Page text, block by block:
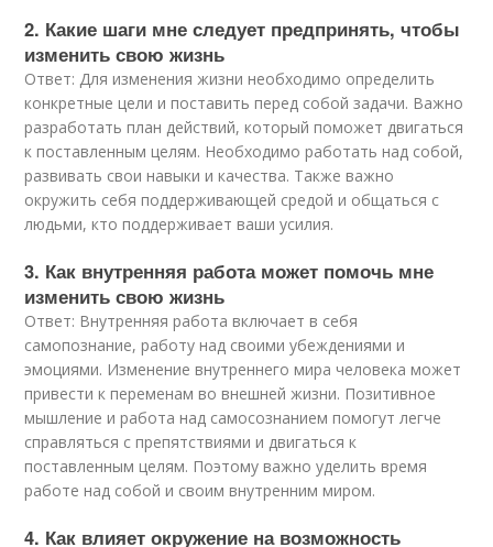
2. Какие шаги мне следует предпринять, чтобы
изменить свою жизнь
Ответ: Для изменения жизни необходимо определить
конкретные цели и поставить перед собой задачи. Важно
разработать план действий, который поможет двигаться
к поставленным целям. Необходимо работать над собой,
развивать свои навыки и качества. Также важно
окружить себя поддерживающей средой и общаться с
людьми, кто поддерживает ваши усилия.
3. Как внутренняя работа может помочь мне
изменить свою жизнь
Ответ: Внутренняя работа включает в себя
самопознание, работу над своими убеждениями и
эмоциями. Изменение внутреннего мира человека может
привести к переменам во внешней жизни. Позитивное
мышление и работа над самосознанием помогут легче
справляться с препятствиями и двигаться к
поставленным целям. Поэтому важно уделить время
работе над собой и своим внутренним миром.
4. Как влияет окружение на возможность